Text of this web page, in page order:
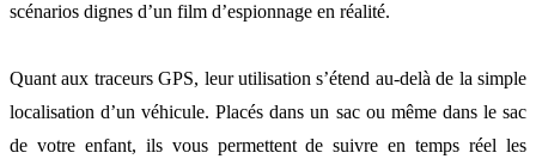
scénarios dignes d’un film d’espionnage en réalité.
Quant aux traceurs GPS, leur utilisation s’étend au-delà de la simple
localisation d’un véhicule. Placés dans un sac ou même dans le sac
de votre enfant, ils vous permettent de suivre en temps réel les